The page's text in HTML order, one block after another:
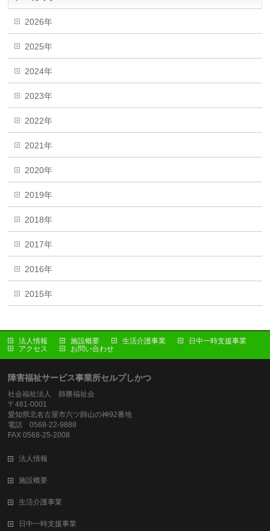
2026年
2025年
2024年
2023年
2022年
2021年
2020年
2019年
2018年
2017年
2016年
2015年
法人情報 施設概要 生活介護事業
日中一時支援事業
アクセス
お問い合わせ
障害福祉サービス事業所セルプしかつ
社会福祉法人 師勝福祉会
〒481-0001
愛知県北名古屋市六ツ師山の神92番地
電話 0568-22-9888
FAX 0568-25-2008
法人情報
施設概要
生活介護事業
日中一時支援事業